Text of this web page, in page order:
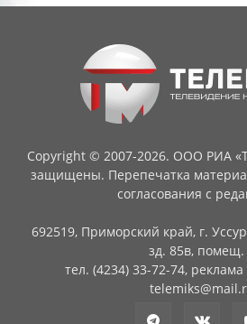
Copyright © 2007-2026. ООО РИА
защищены. Перепечатка
согласования с
692519, Приморский край, г.
зд. 85в, помещ.
тел. (4234) 33-72-74,